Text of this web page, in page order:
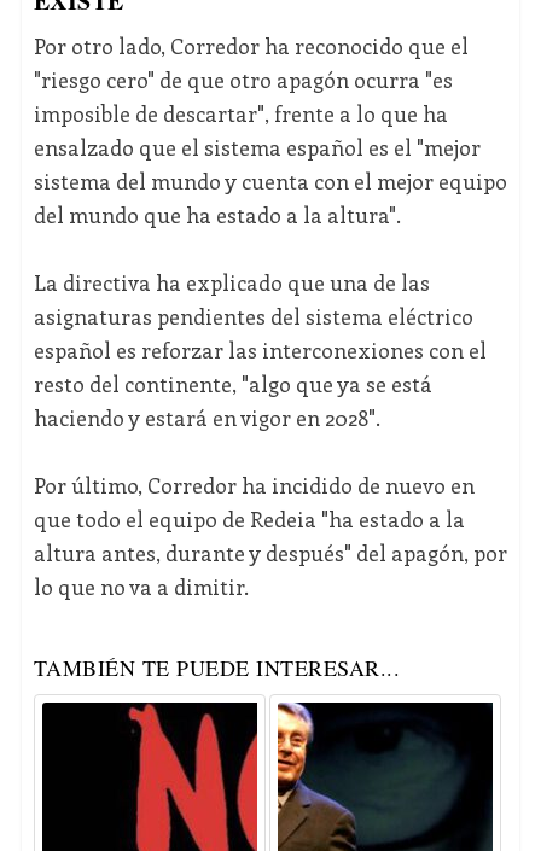
Por otro lado, Corredor ha reconocido que el
"riesgo cero" de que otro apagón ocurra "es
imposible de descartar", frente a lo que ha
ensalzado que el sistema español es el "mejor
sistema del mundo y cuenta con el mejor equipo
del mundo que ha estado a la altura".
La directiva ha explicado que una de las
asignaturas pendientes del sistema eléctrico
español es reforzar las interconexiones con el
resto del continente, "algo que ya se está
haciendo y estará en vigor en 2028".
Por último, Corredor ha incidido de nuevo en
que todo el equipo de Redeia "ha estado a la
altura antes, durante y después" del apagón, por
lo que no va a dimitir.
TAMBIÉN TE PUEDE INTERESAR...